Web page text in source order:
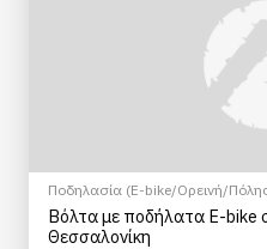
Ποδηλασία (E-bike/Ορεινή/
Βόλτα με ποδήλατα E-bike
Θεσσαλονίκη